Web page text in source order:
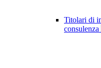
Titolari di
consulenza